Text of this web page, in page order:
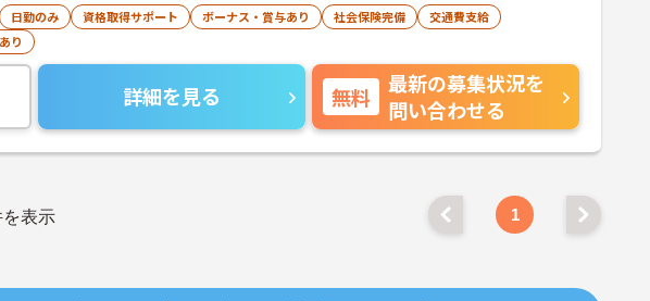
日勤のみ 資格取得サポート ボーナス・賞与あり 社会保険完備
交通費支給
り
詳細を見る 無料
最新の募集状況を
問い合わせる
表示 1